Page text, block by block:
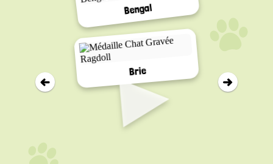
Bengal
▸
Brie